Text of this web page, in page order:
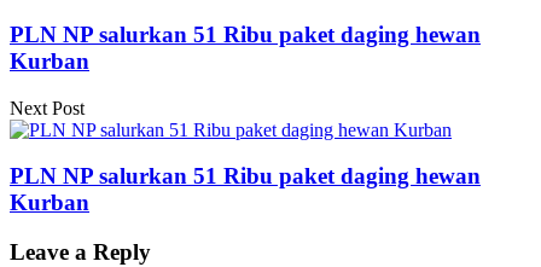
PLN NP salurkan 51 Ribu paket daging hewan
Kurban
Next Post
PLN NP salurkan 51 Ribu paket daging hewan
Kurban
Leave a Reply